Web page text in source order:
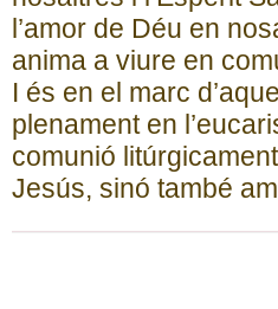
l’amor de Déu en
anima a viure en
I és en el marc
plenament en
comunió
Jesús, sinó també